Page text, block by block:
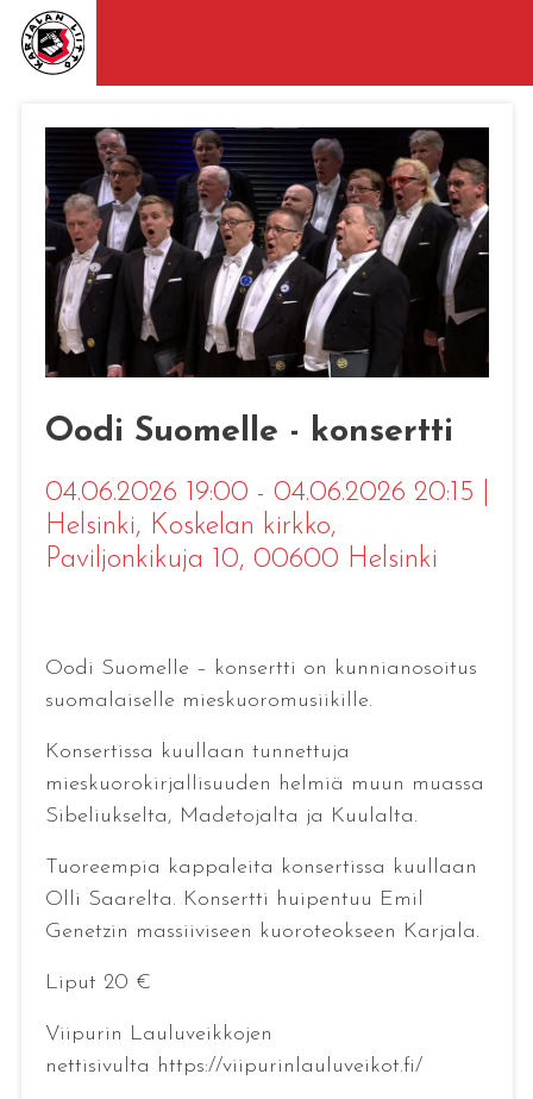
Oodi Suomelle - konsertti
04.06.2026 19:00 - 04.06.2026 20:15
Helsinki, Koskelan kirkko,
Paviljonkikuja 10, 00600 Helsinki
Oodi Suomelle – konsertti on kunnianosoitus
suomalaiselle mieskuoromusiikille.
Konsertissa kuullaan tunnettuja
mieskuorokirjallisuuden helmiä muun muassa
Sibeliukselta, Madetojalta ja Kuulalta.
Tuoreempia kappaleita konsertissa kuullaan
Olli Saarelta. Konsertti huipentuu Emil
Genetzin massiiviseen kuoroteokseen Karjala.
Liput 20 €
Viipurin Lauluveikkojen
nettisivulta https://viipurinlauluveikot.fi/